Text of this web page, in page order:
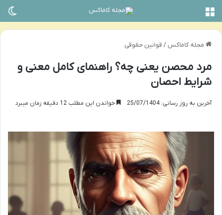
مجله کاماکس / قوانین حقوقی
مرد محصن یعنی چه؟ راهنمای کامل معنی و
شرایط احصان
آخرین به روز رسانی: 25/07/1404 خواندن این مطلب 12 دقیقه زمان میبرد